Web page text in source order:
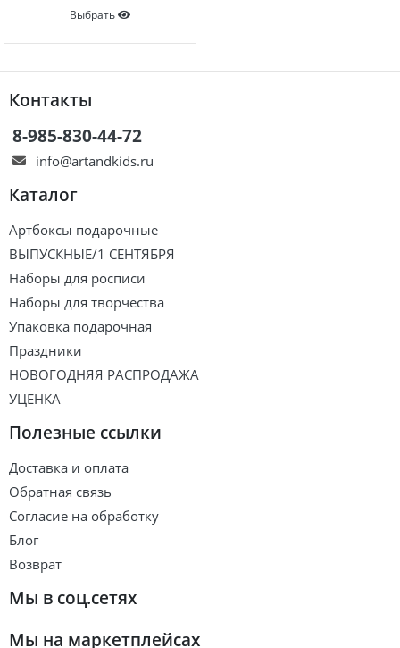
Выбрать
Контакты
8-985-830-44-72
info@artandkids.ru
Каталог
Артбоксы подарочные
ВЫПУСКНЫЕ/1 СЕНТЯБРЯ
Наборы для росписи
Наборы для творчества
Упаковка подарочная
Праздники
НОВОГОДНЯЯ РАСПРОДАЖА
УЦЕНКА
Полезные ссылки
Доставка и оплата
Обратная связь
Согласие на обработку
Блог
Возврат
Мы в соц.сетях
Мы на маркетплейсах